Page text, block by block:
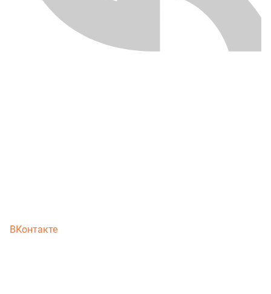
ВКонтакте